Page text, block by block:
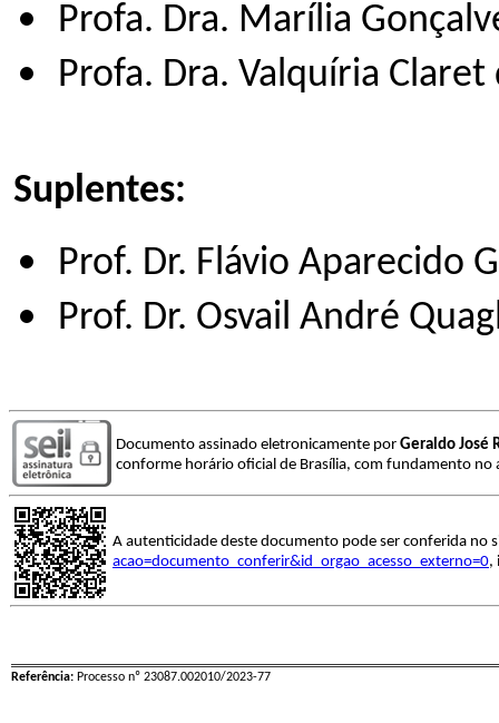
Profa. Dra. Marília
Profa. Dra. Valquíria Claret
Suplentes:
Prof. Dr. Flávio Aparecido
Prof. Dr. Osvail André
Documento assinado eletronicamente por Geraldo José
conforme horário oficial de Brasília, com fundamento no
A autenticidade deste documento pode ser conferida no
acao=documento_conferir&id_orgao_acesso_externo=0,
Referência: Processo nº 23087.002010/2023-77